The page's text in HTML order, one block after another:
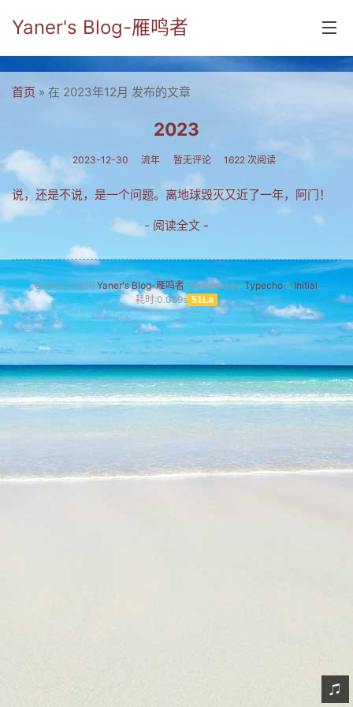
Yaner's Blog-雁鸣者
首页
分类
yaner online
毕业留言册
流年
流行.时代.天下
网络新事物
收藏.经典
网友情怀
链接
归档
首页 » 在 2023年12月 发布的文章
2023
2023-12-30 流年 暂无评论 1622 次阅读
说，还是不说，是一个问题。离地球毁灭又近了一年，阿门！
- 阅读全文 -
©2003-2026 Yaner's Blog-雁鸣者. Powered by Typecho& Initial.
耗时:0.059s 51La